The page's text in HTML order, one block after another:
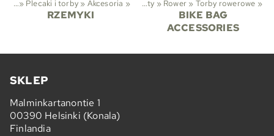
‪» Plecaki i torby ‪» Akcesoria ‪»
RZEMYKI
Sporty ‪» Rower ‪» Torby rowerowe ‪»
BIKE BAG
ACCESSORIES
SKLEP
Malminkartanontie 1
00390 Helsinki (Konala)
Finlandia